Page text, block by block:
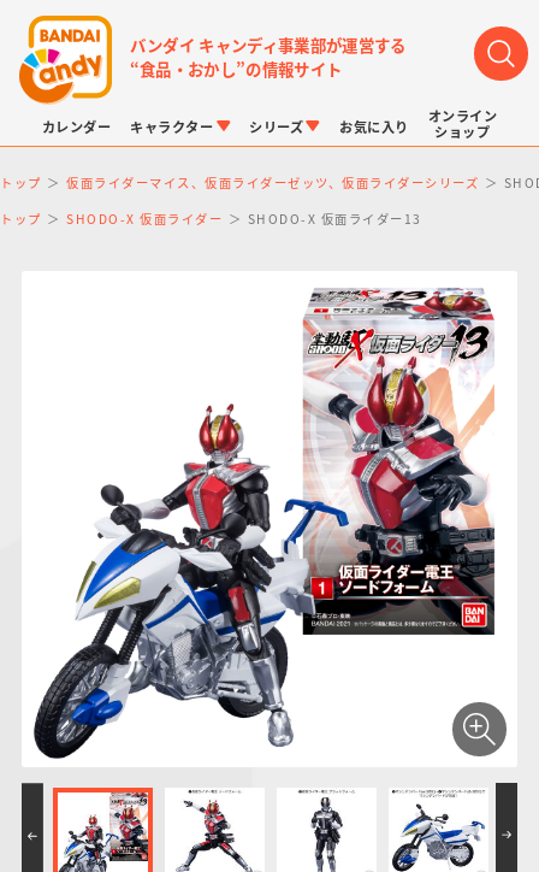
バンダイ キャンディ事業部が運営する
“食品・おかし”の情報サイト
カレンダー キャラクター
仮面ライダーシリー
ズ
PROJECT R.E.D.・
スーパー戦隊シリー
ズ
プリキュアシリーズ
ガンダムシリーズ
ポケットモンスター
ドラゴンボール
アンパンマン
サンリオキャラクタ
ーズ
たまご
シリーズ
キャラパキ
つりグミ
チョコサプ
にふぉるめーしょん
＆スクエアシール
SMPシリーズ
ポケモンキッズ
ポケモンスケールワ
ールド
キャラデコ
お気に入り
オンライン
ショップ
トップ 仮面ライダーマイス、仮面ライダーゼッツ、仮面ライダーシリーズ
トップ SHODO-X 仮面ライダー SHODO-X 仮面ライダー13